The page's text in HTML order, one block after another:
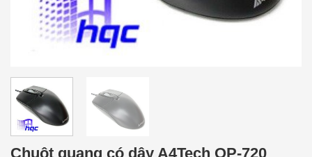
Chuột quang có dây A4Tech OP-720